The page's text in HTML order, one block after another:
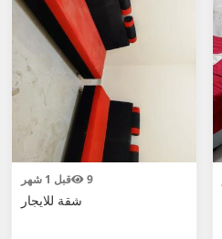
قبل 1 شهر 9
شقة للايجار